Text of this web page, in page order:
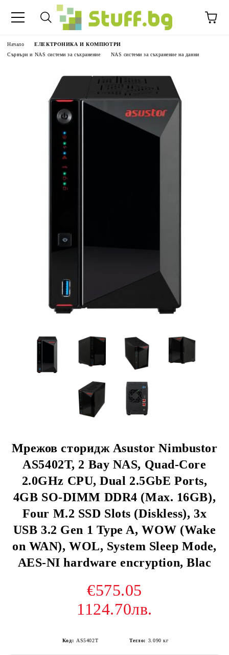
Начало
ЕЛЕКТРОНИКА И КОМПЮТРИ
Сървъри и NAS системи за съхранение
NAS системи за съхранение на данни
Мрежов сторидж Asustor Nimbustor
AS5402T, 2 Bay NAS, Quad-Core
2.0GHz CPU, Dual 2.5GbE Ports,
4GB SO-DIMM DDR4 (Max. 16GB),
Four M.2 SSD Slots (Diskless), 3x
USB 3.2 Gen 1 Type A, WOW (Wake
on WAN), WOL, System Sleep Mode,
AES-NI hardware encryption, Blac
€575.05
1124.70лв.
Код: AS5402T Тегло: 3.090 кг